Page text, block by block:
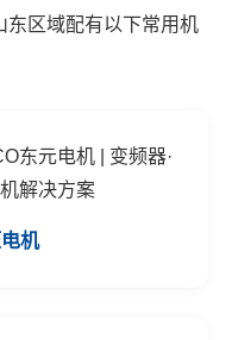
东区域配有以下常用机
机